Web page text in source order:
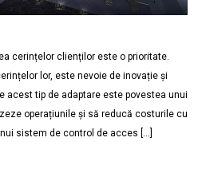
cerințelor clienților este o prioritate.
lor, este nevoie de inovație și
acest tip de adaptare este povestea unui
operațiunile și să reducă costurile cu
sistem de control de acces […]